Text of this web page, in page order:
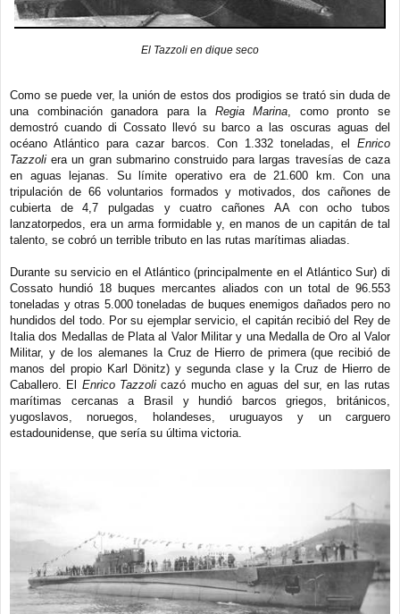
El Tazzoli en dique seco
Como se puede ver, la unión de estos dos prodigios se trató sin duda de
una combinación ganadora para la Regia Marina, como pronto se
demostró cuando di Cossato llevó su barco a las oscuras aguas del
océano Atlántico para cazar barcos. Con 1.332 toneladas, el Enrico
Tazzoli era un gran submarino construido para largas travesías de caza
en aguas lejanas. Su límite operativo era de 21.600 km. Con una
tripulación de 66 voluntarios formados y motivados, dos cañones de
cubierta de 4,7 pulgadas y cuatro cañones AA con ocho tubos
lanzatorpedos, era un arma formidable y, en manos de un capitán de tal
talento, se cobró un terrible tributo en las rutas marítimas aliadas.
Durante su servicio en el Atlántico (principalmente en el Atlántico Sur) di
Cossato hundió 18 buques mercantes aliados con un total de 96.553
toneladas y otras 5.000 toneladas de buques enemigos dañados pero no
hundidos del todo. Por su ejemplar servicio, el capitán recibió del Rey de
Italia dos Medallas de Plata al Valor Militar y una Medalla de Oro al Valor
Militar, y de los alemanes la Cruz de Hierro de primera (que recibió de
manos del propio Karl Dönitz) y segunda clase y la Cruz de Hierro de
Caballero. El Enrico Tazzoli cazó mucho en aguas del sur, en las rutas
marítimas cercanas a Brasil y hundió barcos griegos, británicos,
yugoslavos, noruegos, holandeses, uruguayos y un carguero
estadounidense, que sería su última victoria.